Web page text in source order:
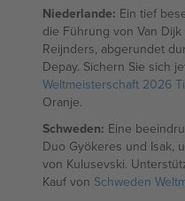
Niederlande: Ein tief
die Führung von Van
Reijnders, abgerundet
Depay. Sichern Sie sich
Weltmeisterschaft 2026
Oranje.
Schweden: Eine
Duo Gyökeres und Isak,
von Kulusevski.
Kauf von Schweden